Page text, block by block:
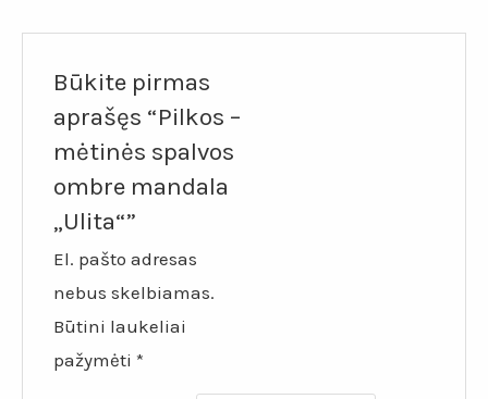
Būkite pirmas
aprašęs “Pilkos –
mėtinės spalvos
ombre mandala
„Ulita“”
El. pašto adresas
nebus skelbiamas.
Būtini laukeliai
pažymėti*